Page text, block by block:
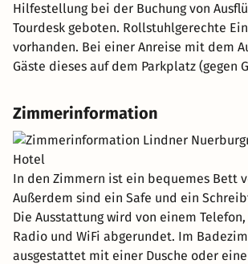
Hilfestellung bei der Buchung von
Tourdesk geboten. Rollstuhlgerechte
vorhanden. Bei einer Anreise mit dem
Gäste dieses auf dem Parkplatz (gegen
Zimmerinformation
In den Zimmern ist ein bequemes Bett
Außerdem sind ein Safe und ein
Die Ausstattung wird von einem Telefon,
Radio und WiFi abgerundet. Im
ausgestattet mit einer Dusche oder